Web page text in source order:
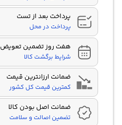
پرداخت بعد از تست
پرداخت در محل
هفت روز تضمین تعویض
شرایط برگشت کالا
ضمانت ارزانترین قیمت
کمترین قیمت کل کشور
ضمانت اصل بودن کالا
تضمین اصالت و سلامت